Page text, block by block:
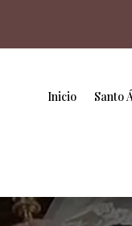
Inicio Santo